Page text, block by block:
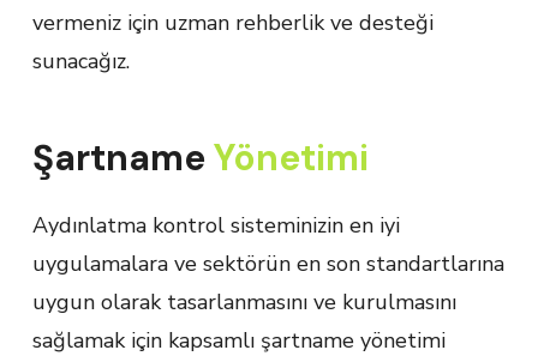
vermeniz için uzman rehberlik ve desteği
sunacağız.
ŞartnameYönetimi
Aydınlatma kontrol sisteminizin en iyi
uygulamalara ve sektörün en son standartlarına
uygun olarak tasarlanmasını ve kurulmasını
sağlamak için kapsamlı şartname yönetimi